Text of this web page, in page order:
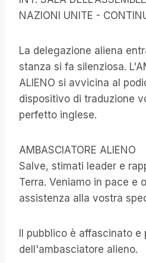
NAZIONI UNITE -
La delegazione aliena
stanza si fa silenziosa.
ALIENO si avvicina al
dispositivo di traduzione
perfetto inglese.
AMBASCIATORE ALIENO
Salve, stimati leader e
Terra. Veniamo in pace e
assistenza alla vostra
Il pubblico è affascinato
dell'ambasciatore alieno.